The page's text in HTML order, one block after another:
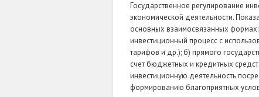
Государственное регулирование
экономической деятельности.
основных взаимосвязанных
инвестиционный процесс с
тарифов и др.); б) прямого
счет бюджетных и кредитных
инвестиционную деятельность
формированию благоприятных